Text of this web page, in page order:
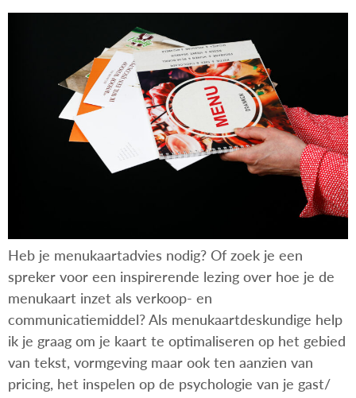
Heb je menukaartadvies nodig? Of zoek je een
spreker voor een inspirerende lezing over hoe je de
menukaart inzet als verkoop- en
communicatiemiddel? Als menukaartdeskundige help
ik je graag om je kaart te optimaliseren op het gebied
van tekst, vormgeving maar ook ten aanzien van
pricing, het inspelen op de psychologie van je gast/